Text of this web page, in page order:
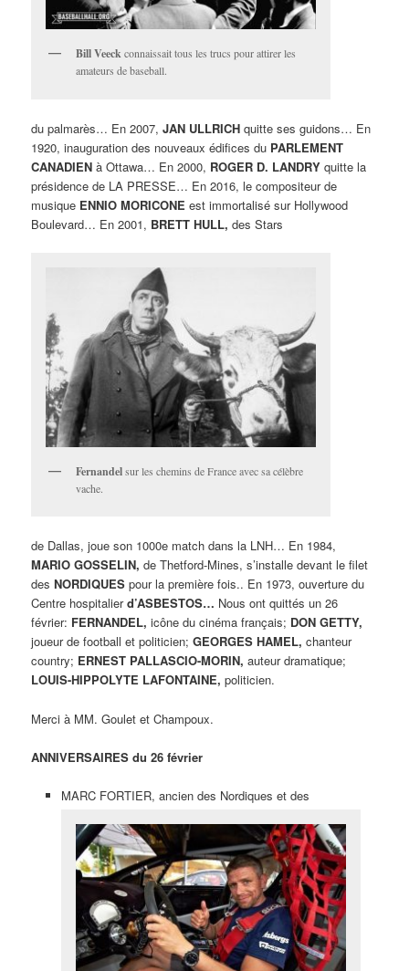
Bill Veeckconnaissait tous les trucs pour attirer les
amateurs de baseball.
du palmarès… En 2007,JAN ULLRICH quitte ses guidons… En
1920, inauguration des nouveaux édifices du PARLEMENT
CANADIEN à Ottawa… En 2000, ROGER D. LANDRY quitte la
présidence de LA PRESSE… En 2016, le compositeur de
musique ENNIO MORICONE est immortalisé sur Hollywood
Boulevard… En 2001, BRETT HULL, des Stars
Fernandelsur les chemins de France avec sa célèbre
vache.
de Dallas, joue son 1000e match dans la LNH… En 1984,
MARIO GOSSELIN, de Thetford-Mines, s’installe devant le filet
desNORDIQUES pour la première fois.. En 1973, ouverture du
Centre hospitalierd’ASBESTOS… Nous ont quittés un 26
février: FERNANDEL, icône du cinéma français; DON GETTY,
joueur de football et politicien;GEORGES HAMEL, chanteur
country; ERNEST PALLASCIO-MORIN, auteur dramatique;
LOUIS-HIPPOLYTE LAFONTAINE, politicien.
Merci à MM. Goulet et Champoux.
ANNIVERSAIRES du 26 février
MARC FORTIER, ancien des Nordiques et des